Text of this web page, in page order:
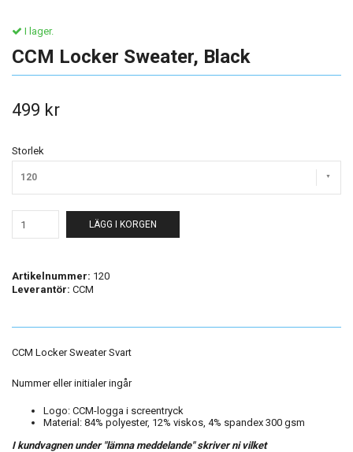
I lager.
CCM Locker Sweater, Black
499 kr
Storlek
120
LÄGG I KORGEN
Artikelnummer: 120
Leverantör: CCM
CCM Locker Sweater Svart
Nummer eller initialer ingår
Logo: CCM-logga i screentryck
Material: 84% polyester, 12% viskos, 4% spandex 300 gsm
I kundvagnen under "lämna meddelande" skriver ni vilket